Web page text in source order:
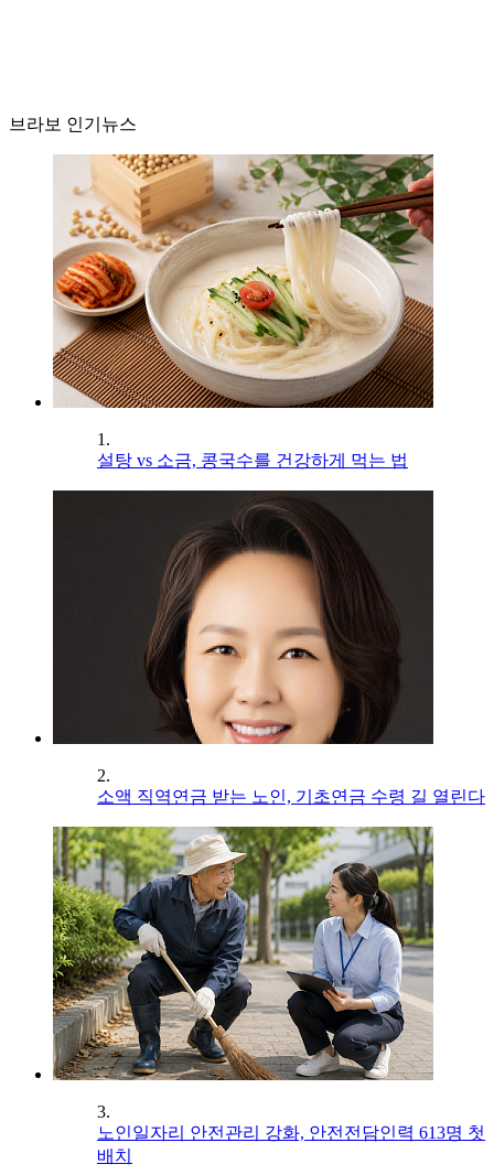
브라보 인기뉴스
1.
설탕 vs 소금, 콩국수를 건강하게 먹는 법
2.
소액 직역연금 받는 노인, 기초연금 수령 길 열린다
3.
노인일자리 안전관리 강화, 안전전담인력 613명 첫
배치